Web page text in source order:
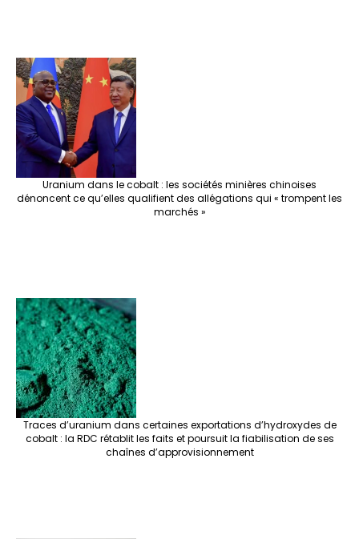
Uranium dans le cobalt : les sociétés minières chinoises
dénoncent ce qu’elles qualifient des allégations qui « trompent les
marchés »
Traces d’uranium dans certaines exportations d’hydroxydes de
cobalt : la RDC rétablit les faits et poursuit la fiabilisation de ses
chaînes d’approvisionnement